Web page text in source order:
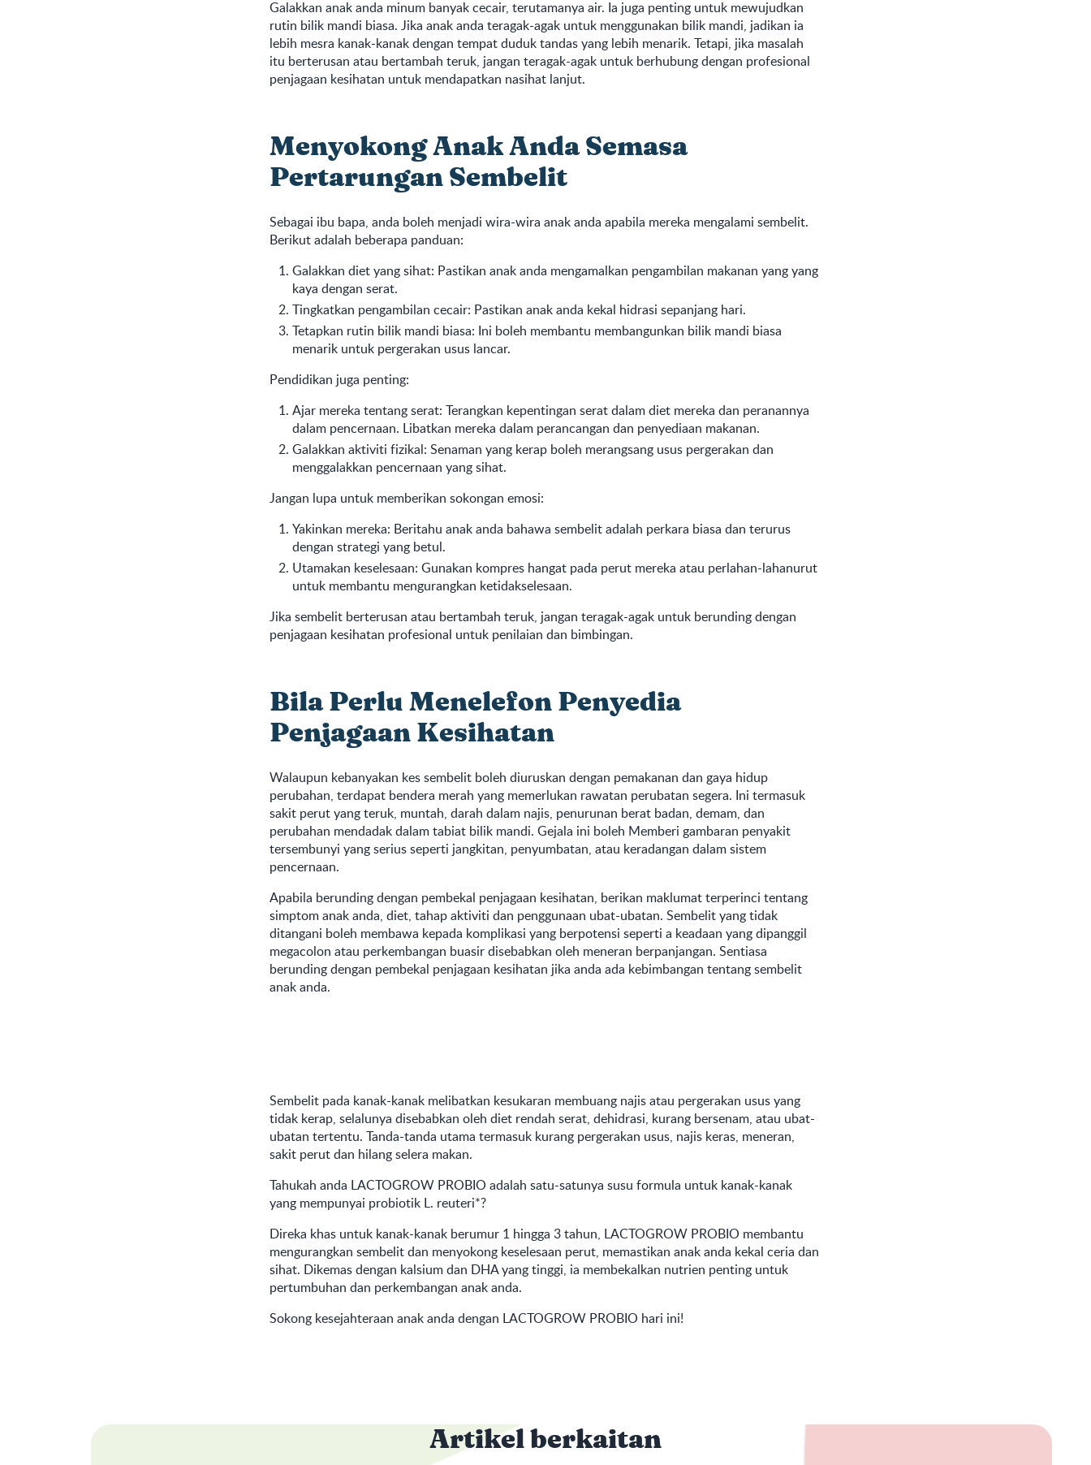
Galakkan anak anda minum banyak cecair, terutamanya air. Ia juga penting untuk mewujudkan
rutin bilik mandi biasa. Jika anak anda teragak-agak untuk menggunakan bilik mandi, jadikan ia
lebih mesra kanak-kanak dengan tempat duduk tandas yang lebih menarik. Tetapi, jika masalah
itu berterusan atau bertambah teruk, jangan teragak-agak untuk berhubung dengan profesional
penjagaan kesihatan untuk mendapatkan nasihat lanjut.
Menyokong Anak Anda Semasa
Pertarungan Sembelit
Sebagai ibu bapa, anda boleh menjadi wira-wira anak anda apabila mereka mengalami sembelit.
Berikut adalah beberapa panduan:
Galakkan diet yang sihat: Pastikan anak anda mengamalkan pengambilan makanan yang yang
kaya dengan serat.
Tingkatkan pengambilan cecair: Pastikan anak anda kekal hidrasi sepanjang hari.
Tetapkan rutin bilik mandi biasa: Ini boleh membantu membangunkan bilik mandi biasa
menarik untuk pergerakan usus lancar.
Pendidikan juga penting:
Ajar mereka tentang serat: Terangkan kepentingan serat dalam diet mereka dan peranannya
dalam pencernaan. Libatkan mereka dalam perancangan dan penyediaan makanan.
Galakkan aktiviti fizikal: Senaman yang kerap boleh merangsang usus pergerakan dan
menggalakkan pencernaan yang sihat.
Jangan lupa untuk memberikan sokongan emosi:
Yakinkan mereka: Beritahu anak anda bahawa sembelit adalah perkara biasa dan terurus
dengan strategi yang betul.
Utamakan keselesaan: Gunakan kompres hangat pada perut mereka atau perlahan-lahanurut
untuk membantu mengurangkan ketidakselesaan.
Jika sembelit berterusan atau bertambah teruk, jangan teragak-agak untuk berunding dengan
penjagaan kesihatan profesional untuk penilaian dan bimbingan.
Bila Perlu Menelefon Penyedia
Penjagaan Kesihatan
Walaupun kebanyakan kes sembelit boleh diuruskan dengan pemakanan dan gaya hidup
perubahan, terdapat bendera merah yang memerlukan rawatan perubatan segera. Ini termasuk
sakit perut yang teruk, muntah, darah dalam najis, penurunan berat badan, demam, dan
perubahan mendadak dalam tabiat bilik mandi. Gejala ini boleh Memberi gambaran penyakit
tersembunyi yang serius seperti jangkitan, penyumbatan, atau keradangan dalam sistem
pencernaan.
Apabila berunding dengan pembekal penjagaan kesihatan, berikan maklumat terperinci tentang
simptom anak anda, diet, tahap aktiviti dan penggunaan ubat-ubatan. Sembelit yang tidak
ditangani boleh membawa kepada komplikasi yang berpotensi seperti a keadaan yang dipanggil
megacolon atau perkembangan buasir disebabkan oleh meneran berpanjangan. Sentiasa
berunding dengan pembekal penjagaan kesihatan jika anda ada kebimbangan tentang sembelit
anak anda.
Sembelit pada kanak-kanak melibatkan kesukaran membuang najis atau pergerakan usus yang
tidak kerap, selalunya disebabkan oleh diet rendah serat, dehidrasi, kurang bersenam, atau ubat-
ubatan tertentu. Tanda-tanda utama termasuk kurang pergerakan usus, najis keras, meneran,
sakit perut dan hilang selera makan.
Tahukah anda LACTOGROW PROBIO adalah satu-satunya susu formula untuk kanak-kanak
yang mempunyai probiotik L. reuteri*?
Direka khas untuk kanak-kanak berumur 1 hingga 3 tahun, LACTOGROW PROBIO membantu
mengurangkan sembelit dan menyokong keselesaan perut, memastikan anak anda kekal ceria dan
sihat. Dikemas dengan kalsium dan DHA yang tinggi, ia membekalkan nutrien penting untuk
pertumbuhan dan perkembangan anak anda.
Sokong kesejahteraan anak anda dengan LACTOGROW PROBIO hari ini!
Artikel berkaitan